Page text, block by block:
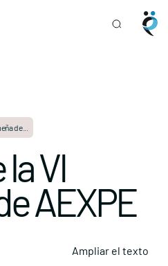
de...
VI
AEXPE
Ampliar el texto